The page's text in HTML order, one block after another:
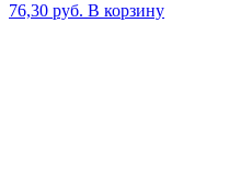
76,30 руб. В корзину